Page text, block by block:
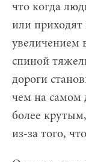
что когда
или приходят
увеличением
спиной
дороги
чем на самом
более
из-за того,